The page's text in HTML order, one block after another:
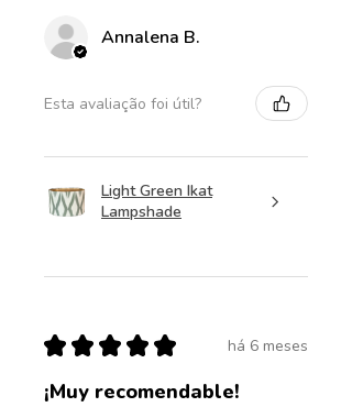
Annalena B.
Esta avaliação foi útil?
Light Green Ikat
Lampshade
★ ★ ★ ★ ★ há 6 meses
¡Muy recomendable!